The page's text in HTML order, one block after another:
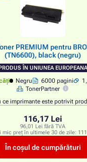
PREMIUM pentru
(TN6600), black (negru)
ÎN UNIUNEA EUROPEANA
Negru 6000 pagini
TonerPartner
ce imprimante este potrivit
116,17 Lei
96,01 Lei fără TVA
mic preț în ultimele 30 de zile:
În coșul de cumpărături